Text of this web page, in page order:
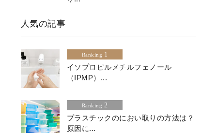
人気の記事
Ranking 1
イソプロピルメチルフェノール
（IPMP）...
Ranking 2
プラスチックのにおい取りの方法は？
原因に...